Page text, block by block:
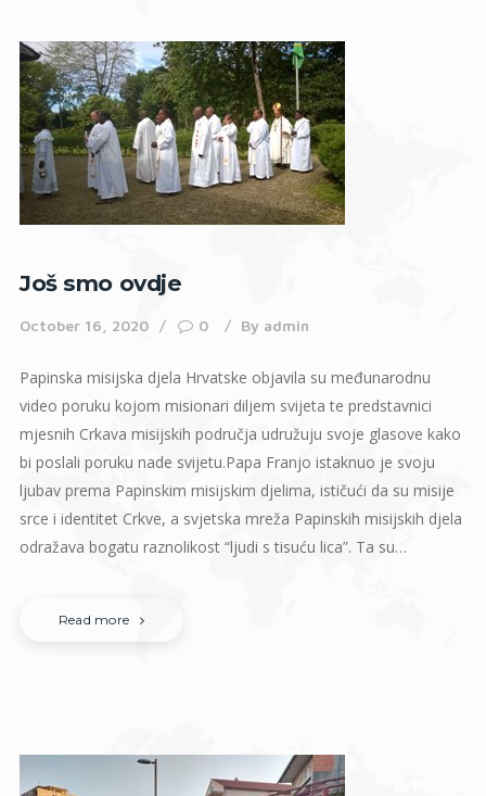
Još smo ovdje
October 16, 2020 0 By admin
Papinska misijska djela Hrvatske objavila su međunarodnu
video poruku kojom misionari diljem svijeta te predstavnici
mjesnih Crkava misijskih područja udružuju svoje glasove kako
bi poslali poruku nade svijetu.Papa Franjo istaknuo je svoju
ljubav prema Papinskim misijskim djelima, ističući da su misije
srce i identitet Crkve, a svjetska mreža Papinskih misijskih djela
odražava bogatu raznolikost “ljudi s tisuću lica”. Ta su…
Read more